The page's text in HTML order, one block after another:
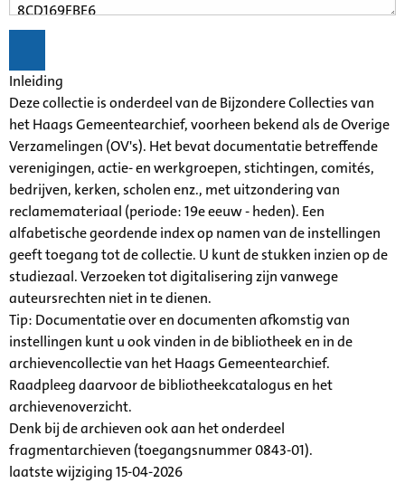
Inleiding
Deze collectie is onderdeel van de Bijzondere Collecties van
het Haags Gemeentearchief, voorheen bekend als de Overige
Verzamelingen (OV's). Het bevat documentatie betreffende
verenigingen, actie- en werkgroepen, stichtingen, comités,
bedrijven, kerken, scholen enz., met uitzondering van
reclamemateriaal (periode: 19e eeuw - heden). Een
alfabetische geordende index op namen van de instellingen
geeft toegang tot de collectie. U kunt de stukken inzien op de
studiezaal. Verzoeken tot digitalisering zijn vanwege
auteursrechten niet in te dienen.
Tip: Documentatie over en documenten afkomstig van
instellingen kunt u ook vinden in de bibliotheek en in de
archievencollectie van het Haags Gemeentearchief.
Raadpleeg daarvoor de bibliotheekcatalogus en het
archievenoverzicht.
Denk bij de archieven ook aan het onderdeel
fragmentarchieven (toegangsnummer 0843-01).
laatste wijziging 15-04-2026